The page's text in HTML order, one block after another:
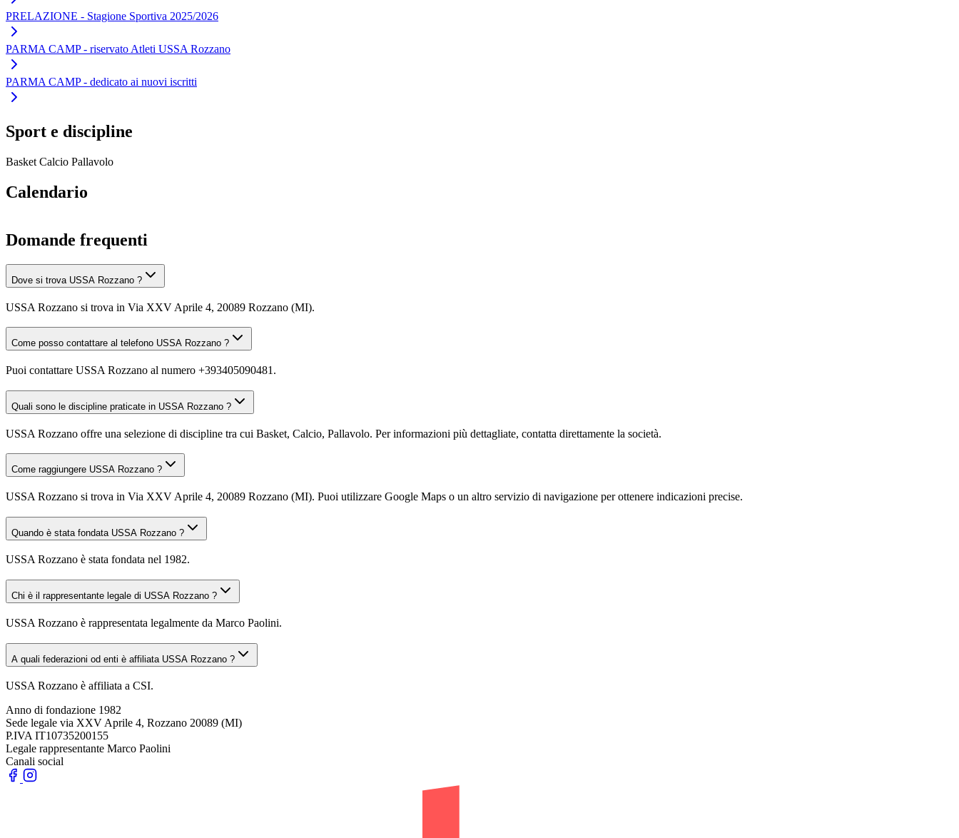
PRELAZIONE - Stagione Sportiva 2025/2026
PARMA CAMP - riservato Atleti USSA Rozzano
PARMA CAMP - dedicato ai nuovi iscritti
Sport e discipline
Basket Calcio Pallavolo
Calendario
Domande frequenti
Dove si trova USSA Rozzano ?
USSA Rozzano si trova in Via XXV Aprile 4, 20089 Rozzano (MI).
Come posso contattare al telefono USSA Rozzano ?
Puoi contattare USSA Rozzano al numero +393405090481.
Quali sono le discipline praticate in USSA Rozzano ?
USSA Rozzano offre una selezione di discipline tra cui Basket, Calcio, Pallavolo. Per informazioni più dettagliate, contatta direttamente la società.
Come raggiungere USSA Rozzano ?
USSA Rozzano si trova in Via XXV Aprile 4, 20089 Rozzano (MI). Puoi utilizzare Google Maps o un altro servizio di navigazione per ottenere indicazioni precise.
Quando è stata fondata USSA Rozzano ?
USSA Rozzano è stata fondata nel 1982.
Chi è il rappresentante legale di USSA Rozzano ?
USSA Rozzano è rappresentata legalmente da Marco Paolini.
A quali federazioni od enti è affiliata USSA Rozzano ?
USSA Rozzano è affiliata a CSI.
Anno di fondazione 1982
Sede legale via XXV Aprile 4, Rozzano 20089 (MI)
P.IVA IT10735200155
Legale rappresentante Marco Paolini
Canali social